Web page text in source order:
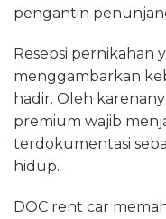
pengantin
Resepsi pernikahan
menggambarkan
hadir. Oleh
premium wajib
terdokumentasi
hidup.
DOC rent car